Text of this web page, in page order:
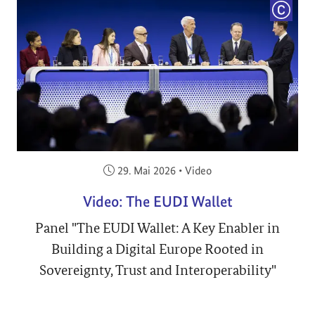
Veröffentlicht am:
29. Mai 2026 • Video
Video: The EUDI Wallet
Panel "The EUDI Wallet: A Key Enabler in
Building a Digital Europe Rooted in
Sovereignty, Trust and Interoperability"